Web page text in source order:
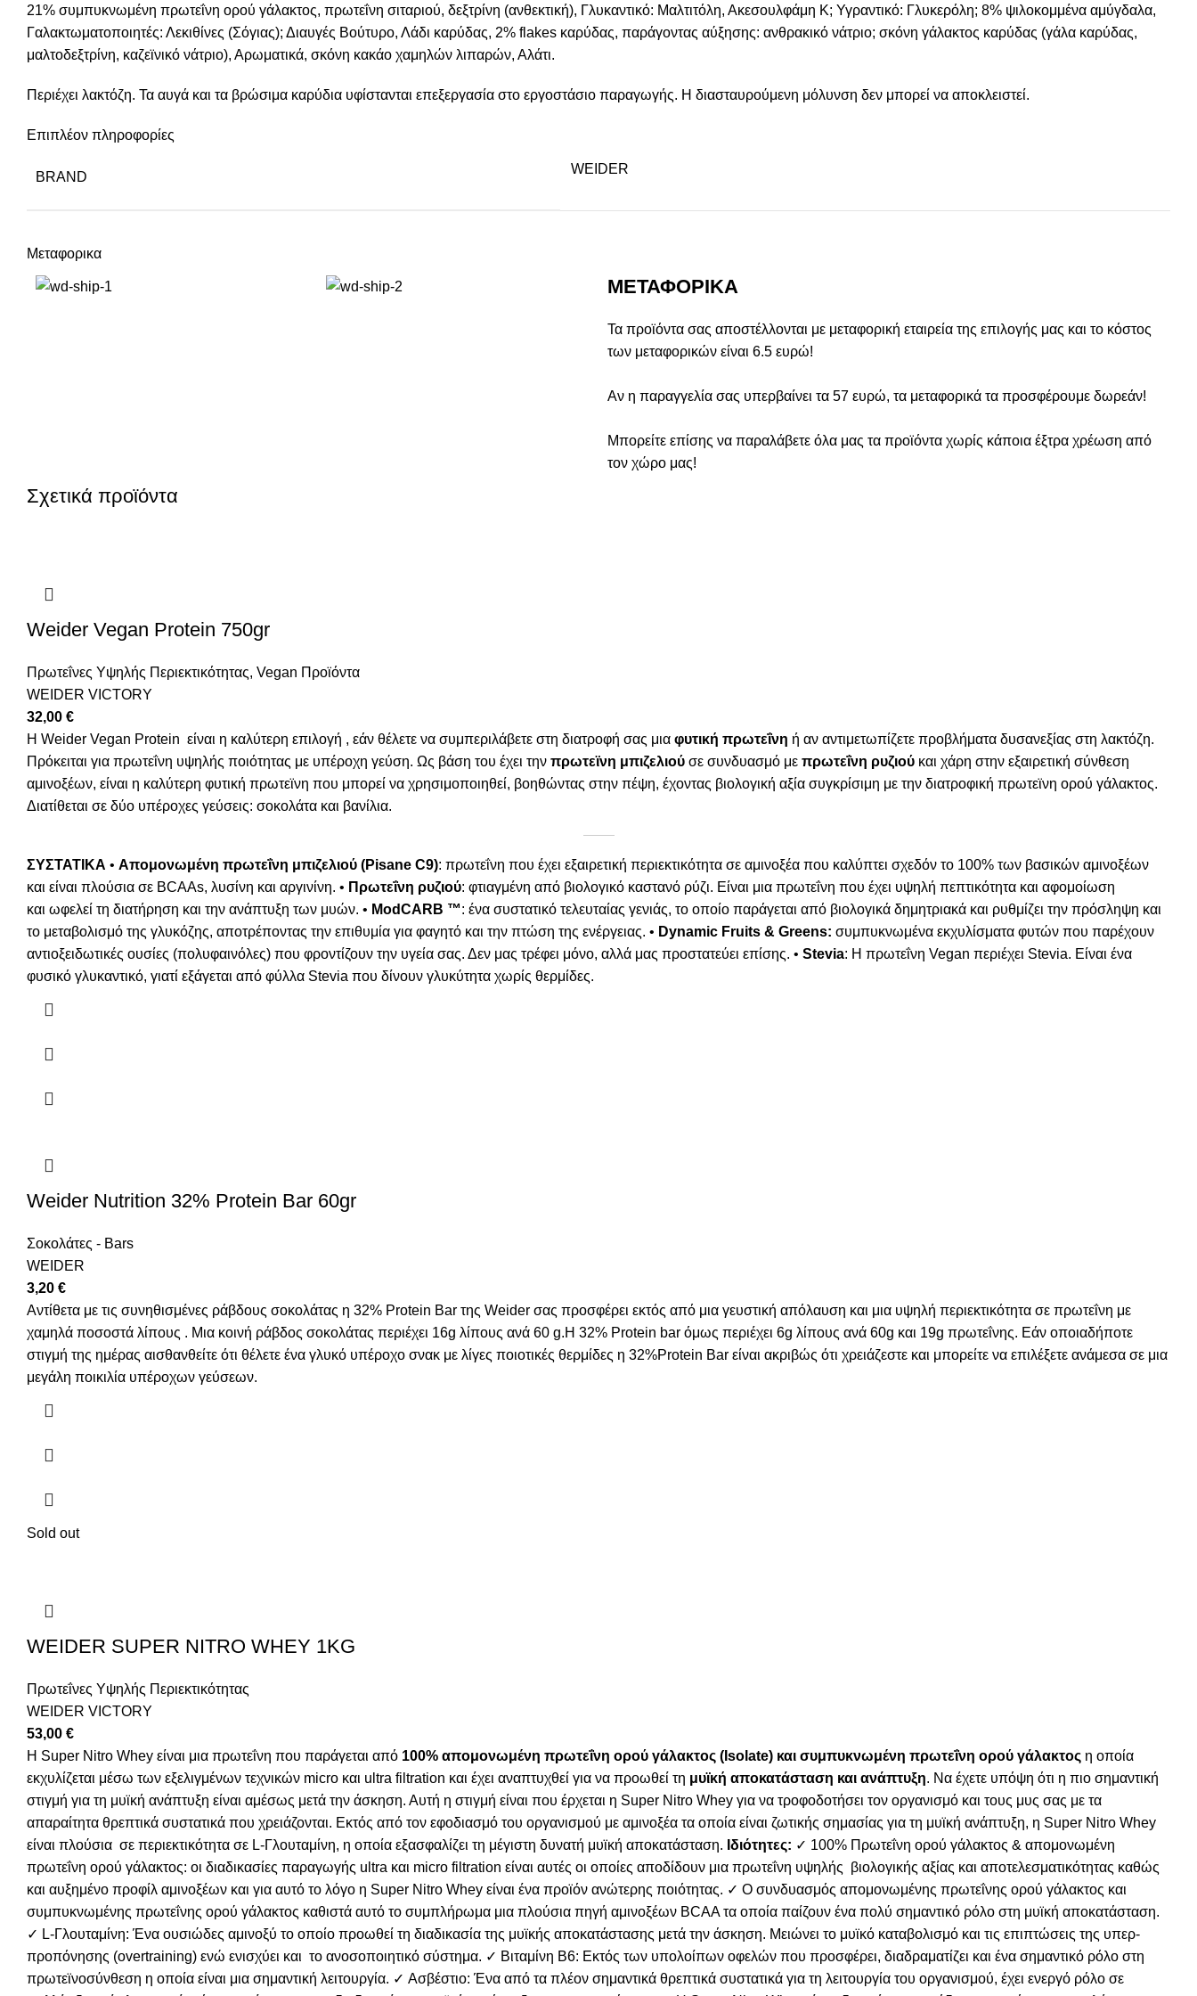
21% συμπυκνωμένη πρωτεΐνη ορού γάλακτος, πρωτεΐνη σιταριού, δεξτρίνη (ανθεκτική), Γλυκαντικό: Μαλτιτόλη, Ακεσουλφάμη Κ; Υγραντικό: Γλυκερόλη; 8% ψιλοκομμένα αμύγδαλα,
Γαλακτωματοποιητές: Λεκιθίνες (Σόγιας); Διαυγές Βούτυρο, Λάδι καρύδας, 2% flakes καρύδας, παράγοντας αύξησης: ανθρακικό νάτριο; σκόνη γάλακτος καρύδας (γάλα καρύδας,
μαλτοδεξτρίνη, καζεϊνικό νάτριο), Αρωματικά, σκόνη κακάο χαμηλών λιπαρών, Αλάτι.
Περιέχει λακτόζη. Τα αυγά και τα βρώσιμα καρύδια υφίστανται επεξεργασία στο εργοστάσιο παραγωγής. Η διασταυρούμενη μόλυνση δεν μπορεί να αποκλειστεί.
Επιπλέον πληροφορίες
BRAND
WEIDER
Μεταφορικα
ΜΕΤΑΦΟΡΙΚΑ
Τα προϊόντα σας αποστέλλονται με μεταφορική εταιρεία της επιλογής μας και το κόστος
των μεταφορικών είναι 6.5 ευρώ!
Αν η παραγγελία σας υπερβαίνει τα 57 ευρώ, τα μεταφορικά τα προσφέρουμε δωρεάν!
Μπορείτε επίσης να παραλάβετε όλα μας τα προϊόντα χωρίς κάποια έξτρα χρέωση από
τον χώρο μας!
Σχετικά προϊόντα
Weider Vegan Protein 750gr
Πρωτεΐνες Υψηλής Περιεκτικότητας, Vegan Προϊόντα
WEIDER VICTORY
32,00 €
H Weider Vegan Protein είναι η καλύτερη επιλογή , εάν θέλετε να συμπεριλάβετε στη διατροφή σας μια φυτική πρωτεΐνη ή αν αντιμετωπίζετε προβλήματα δυσανεξίας στη λακτόζη.
Πρόκειται για πρωτεΐνη υψηλής ποιότητας με υπέροχη γεύση. Ως βάση του έχει την πρωτεϊνη μπιζελιού σε συνδυασμό με πρωτεΐνη ρυζιού και χάρη στην εξαιρετική σύνθεση
αμινοξέων, είναι η καλύτερη φυτική πρωτεϊνη που μπορεί να χρησιμοποιηθεί, βοηθώντας στην πέψη, έχοντας βιολογική αξία συγκρίσιμη με την διατροφική πρωτεϊνη ορού γάλακτος.
Διατίθεται σε δύο υπέροχες γεύσεις: σοκολάτα και βανίλια.
ΣΥΣΤΑΤΙΚΑ • Απομονωμένη πρωτεΐνη μπιζελιού (Pisane C9): πρωτεΐνη που έχει εξαιρετική περιεκτικότητα σε αμινοξέα που καλύπτει σχεδόν το 100% των βασικών αμινοξέων
και είναι πλούσια σε BCAAs, λυσίνη και αργινίνη. • Πρωτεΐνη ρυζιού: φτιαγμένη από βιολογικό καστανό ρύζι. Είναι μια πρωτεΐνη που έχει υψηλή πεπτικότητα και αφομοίωση
και ωφελεί τη διατήρηση και την ανάπτυξη των μυών. • ModCARB ™: ένα συστατικό τελευταίας γενιάς, το οποίο παράγεται από βιολογικά δημητριακά και ρυθμίζει την πρόσληψη και
το μεταβολισμό της γλυκόζης, αποτρέποντας την επιθυμία για φαγητό και την πτώση της ενέργειας. • Dynamic Fruits & Greens: συμπυκνωμένα εκχυλίσματα φυτών που παρέχουν
αντιοξειδωτικές ουσίες (πολυφαινόλες) που φροντίζουν την υγεία σας. Δεν μας τρέφει μόνο, αλλά μας προστατεύει επίσης. • Stevia: Η πρωτεΐνη Vegan περιέχει Stevia. Είναι ένα
φυσικό γλυκαντικό, γιατί εξάγεται από φύλλα Stevia που δίνουν γλυκύτητα χωρίς θερμίδες.
Weider Nutrition 32% Protein Bar 60gr
Σοκολάτες - Bars
WEIDER
3,20 €
Αντίθετα με τις συνηθισμένες ράβδους σοκολάτας η 32% Protein Bar της Weider σας προσφέρει εκτός από μια γευστική απόλαυση και μια υψηλή περιεκτικότητα σε πρωτεΐνη με
χαμηλά ποσοστά λίπους . Μια κοινή ράβδος σοκολάτας περιέχει 16g λίπους ανά 60 g.Η 32% Protein bar όμως περιέχει 6g λίπους ανά 60g και 19g πρωτεΐνης. Εάν οποιαδήποτε
στιγμή της ημέρας αισθανθείτε ότι θέλετε ένα γλυκό υπέροχο σνακ με λίγες ποιοτικές θερμίδες η 32%Protein Bar είναι ακριβώς ότι χρειάζεστε και μπορείτε να επιλέξετε ανάμεσα σε μια
μεγάλη ποικιλία υπέροχων γεύσεων.
Sold out
WEIDER SUPER NITRO WHEY 1KG
Πρωτεΐνες Υψηλής Περιεκτικότητας
WEIDER VICTORY
53,00 €
H Super Nitro Whey είναι μια πρωτεΐνη που παράγεται από 100% απομονωμένη πρωτεΐνη ορού γάλακτος (Isolate) και συμπυκνωμένη πρωτεΐνη ορού γάλακτος η οποία
εκχυλίζεται μέσω των εξελιγμένων τεχνικών micro και ultra filtration και έχει αναπτυχθεί για να πρoωθεί τη μυϊκή αποκατάσταση και ανάπτυξη. Να έχετε υπόψη ότι η πιο σημαντική
στιγμή για τη μυϊκή ανάπτυξη είναι αμέσως μετά την άσκηση. Αυτή η στιγμή είναι που έρχεται η Super Nitro Whey για να τροφοδοτήσει τον οργανισμό και τους μυς σας με τα
απαραίτητα θρεπτικά συστατικά που χρειάζονται. Εκτός από τον εφοδιασμό του οργανισμού με αμινοξέα τα οποία είναι ζωτικής σημασίας για τη μυϊκή ανάπτυξη, η Super Nitro Whey
είναι πλούσια σε περιεκτικότητα σε L-Γλουταμίνη, η οποία εξασφαλίζει τη μέγιστη δυνατή μυϊκή αποκατάσταση. Ιδιότητες: ✓ 100% Πρωτεΐνη ορού γάλακτος & απομονωμένη
πρωτεΐνη ορού γάλακτος: oι διαδικασίες παραγωγής ultra και micro filtration είναι αυτές οι οποίες αποδίδουν μια πρωτεΐνη υψηλής βιολογικής αξίας και αποτελεσματικότητας καθώς
και αυξημένο προφίλ αμινοξέων και για αυτό το λόγο η Super Nitro Whey είναι ένα προϊόν ανώτερης ποιότητας. ✓ Ο συνδυασμός απομονωμένης πρωτεΐνης ορού γάλακτος και
συμπυκνωμένης πρωτεΐνης ορού γάλακτος καθιστά αυτό το συμπλήρωμα μια πλούσια πηγή αμινοξέων BCAA τα οποία παίζουν ένα πολύ σημαντικό ρόλο στη μυϊκή αποκατάσταση.
✓ L-Γλουταμίνη: Ένα ουσιώδες αμινοξύ το οποίο προωθεί τη διαδικασία της μυϊκής αποκατάστασης μετά την άσκηση. Μειώνει το μυϊκό καταβολισμό και τις επιπτώσεις της υπερ-
προπόνησης (overtraining) ενώ ενισχύει και το ανοσοποιητικό σύστημα. ✓ Βιταμίνη Β6: Εκτός των υπολοίπων οφελών που προσφέρει, διαδραματίζει και ένα σημαντικό ρόλο στη
πρωτεϊνοσύνθεση η οποία είναι μια σημαντική λειτουργία. ✓ Ασβέστιο: Ένα από τα πλέον σημαντικά θρεπτικά συστατικά για τη λειτουργία του οργανισμού, έχει ενεργό ρόλο σε